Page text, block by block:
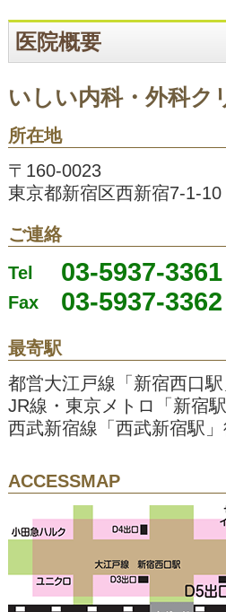
医院概要
いしい内科・外科ク
所在地
〒160-0023
東京都新宿区西新宿7-1-10
ご連絡
Tel
03-5937-3361
Fax 03-5937-3362
最寄駅
都営大江戸線「新宿西口
JR線・東京メトロ「新宿
西武新宿線「西武新宿駅
ACCESSMAP